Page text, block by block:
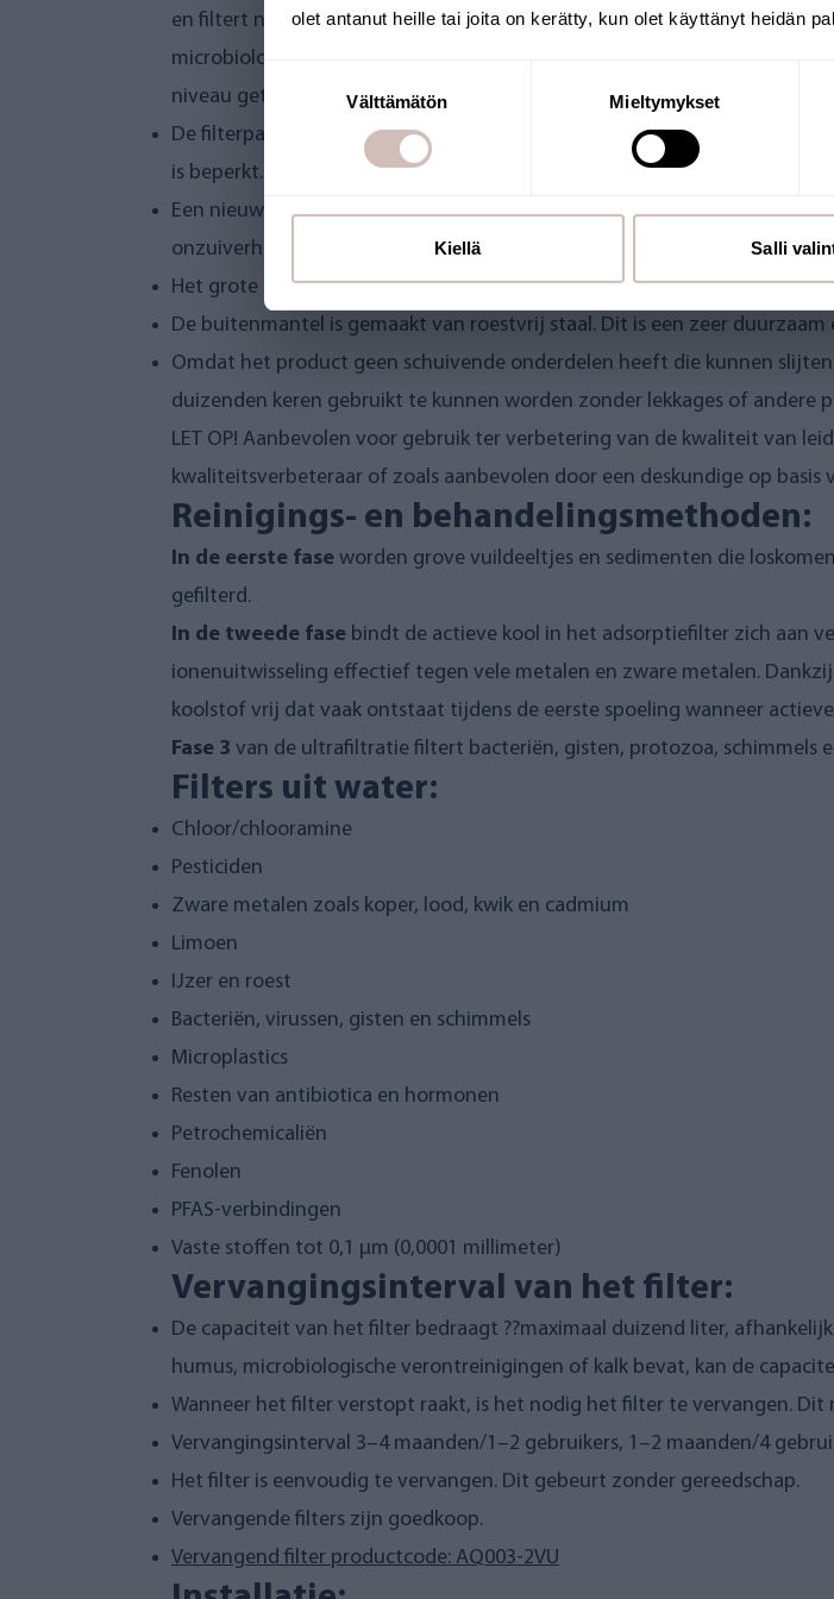
olet antanut heille tai joita on kerätty, kun olet käyttänyt heidän
valinta
Välttämätön Mieltymykset
Kiellä Salli
en filtert niet alleen de meest voorkomende onzuiverheden en
microbiologische verontreinigingen zoals bacteriën, gisten, schimmels,
niveau getild.
De filterpatroonbehuizing is een combinatie van actieve kool en
is beperkt.
Een nieuw type ionenwisselingstechnologie tilt de prestaties van
onzuiverheden beter worden gefilterd.
Het grote oppervlak van de actieve kool en het grote holle
De buitenmantel is gemaakt van roestvrij staal. Dit is een zeer
Omdat het product geen schuivende onderdelen heeft die kunnen
duizenden keren gebruikt te kunnen worden zonder lekkages of andere
LET OP! Aanbevolen voor gebruik ter verbetering van de kwaliteit van
kwaliteitsverbeteraar of zoals aanbevolen door een deskundige op basis
Reinigings- en behandelingsmethoden:
In de eerste fase worden grove vuildeeltjes en sedimenten die
gefilterd.
In de tweede fase bindt de actieve kool in het adsorptiefilter zich aan
ionenuitwisseling effectief tegen vele metalen en zware metalen.
koolstof vrij dat vaak ontstaat tijdens de eerste spoeling wanneer
Fase 3 van de ultrafiltratie filtert bacteriën, gisten, protozoa, schimmels
Filters uit water:
Chloor/chlooramine
Pesticiden
Zware metalen zoals koper, lood, kwik en cadmium
Limoen
IJzer en roest
Bacteriën, virussen, gisten en schimmels
Microplastics
Resten van antibiotica en hormonen
Petrochemicaliën
Fenolen
PFAS-verbindingen
Vaste stoffen tot 0,1 µm (0,0001 millimeter)
Vervangingsinterval van het filter:
De capaciteit van het filter bedraagt ??maximaal duizend liter,
humus, microbiologische verontreinigingen of kalk bevat, kan de
Wanneer het filter verstopt raakt, is het nodig het filter te vervangen.
Vervangingsinterval 3–4 maanden/1–2 gebruikers, 1–2 maanden/4
Het filter is eenvoudig te vervangen. Dit gebeurt zonder gereedschap.
Vervangende filters zijn goedkoop.
Vervangend filter productcode: AQ003-2VU